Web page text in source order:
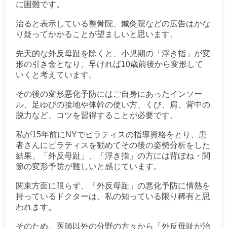
に困難です。
治ると表示している整骨院、鍼灸院などの広告はかな
り疑ってかかることが望ましいと思います。
先天的な外反母趾を除くと、小児期の「浮き指」が変
形の引き金となり、早ければ10歳前後から変形して
いくと考えています。
その後の変形悪化予防にはご自身にあったインソー
ル、足ゆびの接地や体幹の使い方、くび、肩、背中の
脱力など、コツを習得することが必要です。
私が15年前にNYでピラティスの指導資格をとり、患
者さんにピラティスを勧めてその後の姿勢分析をした
結果、「外反母趾」、「浮き指」の方には背ぼね・関
節の変形予防が難しいと感じています。
関東方面に限らず、「外反母趾」の悪化予防に情熱を
持っているドクターは、私の知っている限り稀有と思
われます。
そのため、医師以外の分野の方々から「外反母趾が治